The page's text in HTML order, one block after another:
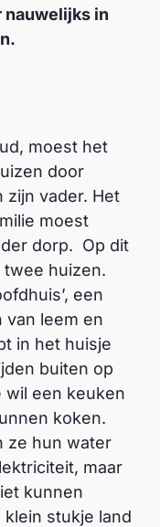
nauwelijks in
moest het
door
zijn vader. Het
moest
dorp. Op dit
twee huizen.
een
van leem en
in het huisje
buiten op
wil een keuken
koken.
ze hun water
maar
kunnen
stukje land